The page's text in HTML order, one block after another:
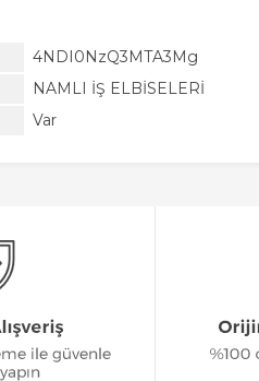
4NDI0NzQ3MTA3Mg
NAMLI İŞ ELBİSELERİ
Var